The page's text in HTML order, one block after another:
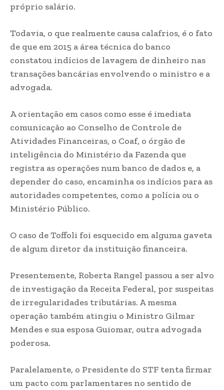
próprio salário.
Todavia, o que realmente causa calafrios, é o fato
de que em 2015 a área técnica do banco
constatou indícios de lavagem de dinheiro nas
transações bancárias envolvendo o ministro e a
advogada.
A orientação em casos como esse é imediata
comunicação ao Conselho de Controle de
Atividades Financeiras, o Coaf, o órgão de
inteligência do Ministério da Fazenda que
registra as operações num banco de dados e, a
depender do caso, encaminha os indícios para as
autoridades competentes, como a polícia ou o
Ministério Público.
O caso de Toffoli foi esquecido em alguma gaveta
de algum diretor da instituição financeira.
Presentemente, Roberta Rangel passou a ser alvo
de investigação da Receita Federal, por suspeitas
de irregularidades tributárias. A mesma
operação também atingiu o Ministro Gilmar
Mendes e sua esposa Guiomar, outra advogada
poderosa.
Paralelamente, o Presidente do STF tenta firmar
um pacto com parlamentares no sentido de